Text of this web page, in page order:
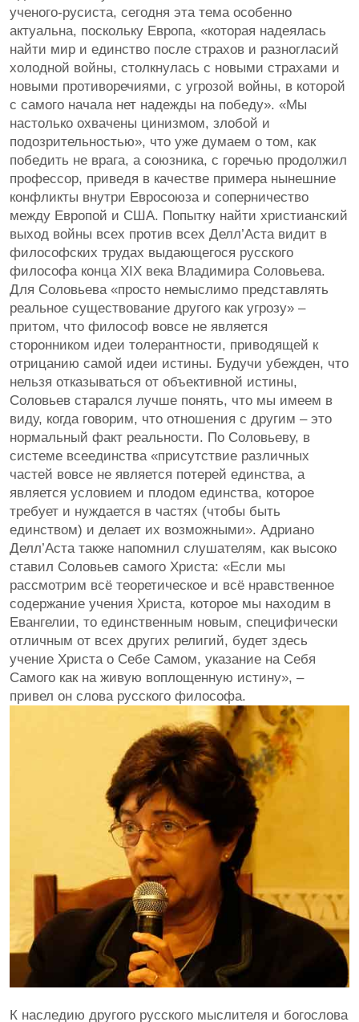
ученого-русиста, сегодня эта тема особенно
актуальна, поскольку Европа, «которая надеялась
найти мир и единство после страхов и разногласий
холодной войны, столкнулась с новыми страхами и
новыми противоречиями, с угрозой войны, в которой
с самого начала нет надежды на победу». «Мы
настолько охвачены цинизмом, злобой и
подозрительностью», что уже думаем о том, как
победить не врага, а союзника, с горечью продолжил
профессор, приведя в качестве примера нынешние
конфликты внутри Евросоюза и соперничество
между Европой и США. Попытку найти христианский
выход войны всех против всех Делл’Аста видит в
философских трудах выдающегося русского
философа конца XIX века Владимира Соловьева.
Для Соловьева «просто немыслимо представлять
реальное существование другого как угрозу» –
притом, что философ вовсе не является
сторонником идеи толерантности, приводящей к
отрицанию самой идеи истины. Будучи убежден, что
нельзя отказываться от объективной истины,
Соловьев старался лучше понять, что мы имеем в
виду, когда говорим, что отношения с другим – это
нормальный факт реальности. По Соловьеву, в
системе всеединства «присутствие различных
частей вовсе не является потерей единства, а
является условием и плодом единства, которое
требует и нуждается в частях (чтобы быть
единством) и делает их возможными». Адриано
Делл’Аста также напомнил слушателям, как высоко
ставил Соловьев самого Христа: «Если мы
рассмотрим всё теоретическое и всё нравственное
содержание учения Христа, которое мы находим в
Евангелии, то единственным новым, специфически
отличным от всех других религий, будет здесь
учение Христа о Себе Самом, указание на Себя
Самого как на живую воплощенную истину», –
привел он слова русского философа.
К наследию другого русского мыслителя и богослова